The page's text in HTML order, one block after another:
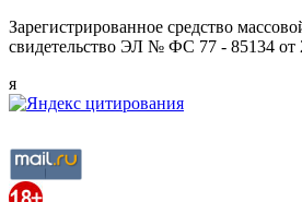
Зарегистрированное средство
свидетельство ЭЛ № ФС 77 - 85134 от
я